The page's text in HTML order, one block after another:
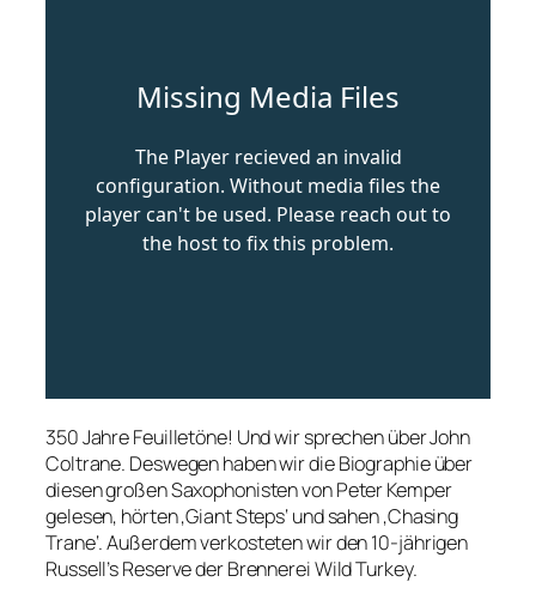
350 Jahre Feuilletöne! Und wir sprechen über John
Coltrane. Deswegen haben wir die Biographie über
diesen großen Saxophonisten von Peter Kemper
gelesen, hörten ‚Giant Steps‘ und sahen ‚Chasing
Trane‘. Außerdem verkosteten wir den 10-jährigen
Russell’s Reserve der Brennerei Wild Turkey.